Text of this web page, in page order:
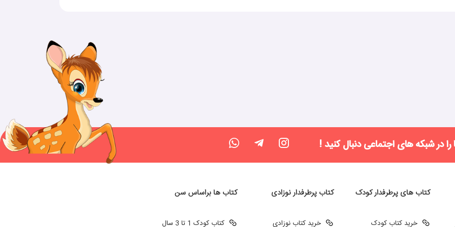
را در شبکه های اجتماعی دنبال کنید !
کتاب های پرطرفدار کودک
خرید کتاب کودک
کتاب پرطرفدار نوزادی
خرید کتاب نوزادی
کتاب ها براساس سن
کتاب کودک 1 تا 3 سال